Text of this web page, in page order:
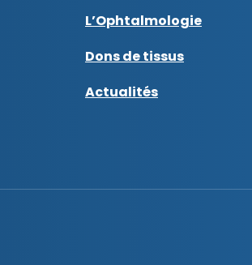
L’Ophtalmologie
Dons de tissus
Actualités